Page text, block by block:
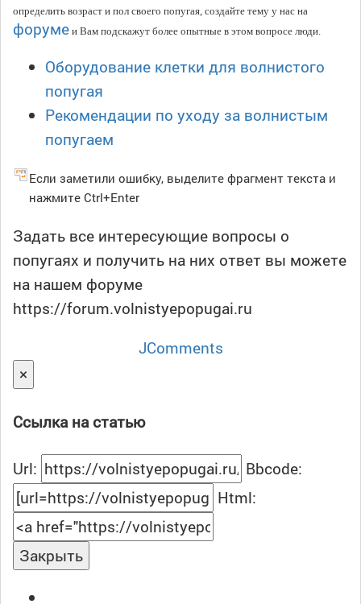
определить возраст и пол своего попугая, создайте тему у нас на
форуме и Вам подскажут более опытные в этом вопросе люди.
Оборудование клетки для волнистого
попугая
Рекомендации по уходу за волнистым
попугаем
Если заметили ошибку, выделите фрагмент текста и
нажмите Ctrl+Enter
Задать все интересующие вопросы о
попугаях и получить на них ответ вы можете
на нашем форуме
https://forum.volnistyepopugai.ru
JComments
×
Ссылка на статью
Url:
Bbcode:
Html:
Закрыть